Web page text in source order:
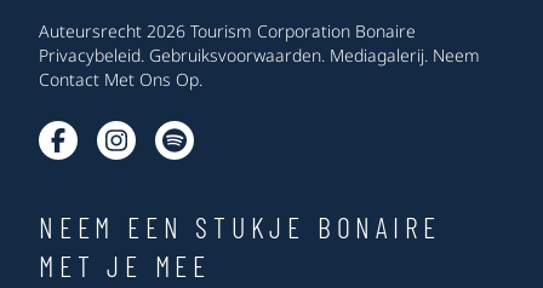
Auteursrecht 2026 Tourism Corporation Bonaire
Privacybeleid. Gebruiksvoorwaarden. Mediagalerij. Neem
Contact Met Ons Op.
NEEM EEN STUKJE BONAIRE
MET JE MEE